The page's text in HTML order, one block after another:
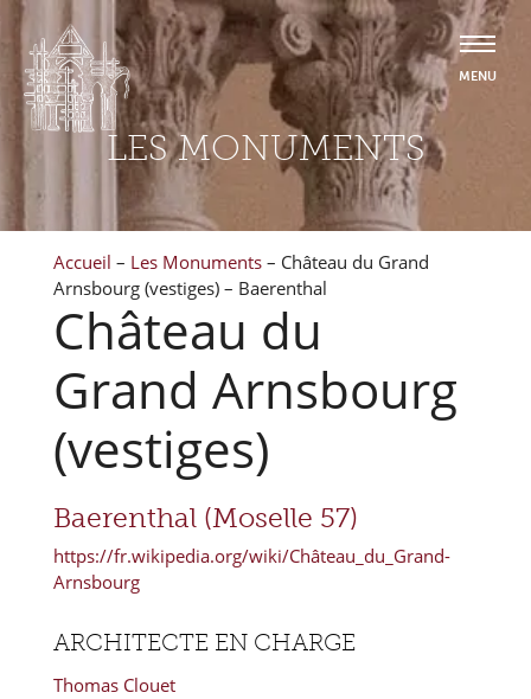
LES MONUMENTS
Accueil – Les Monuments – Château du Grand
Arnsbourg (vestiges) – Baerenthal
Château du
Grand Arnsbourg
(vestiges)
Baerenthal (Moselle 57)
https://fr.wikipedia.org/wiki/Château_du_Grand-
Arnsbourg
ARCHITECTE EN CHARGE
Thomas Clouet